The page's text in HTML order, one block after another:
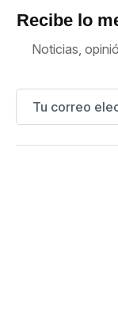
Recibe lo
Noticias,